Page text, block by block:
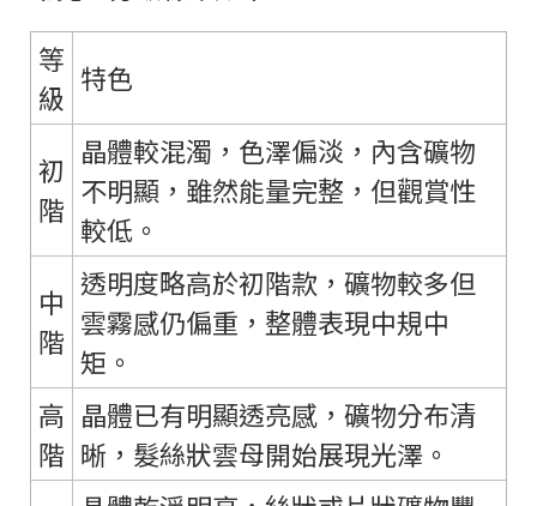
等
級
特色
初
階
晶體較混濁，色澤偏淡，內含礦物
不明顯，雖然能量完整，但觀賞性
較低。
中
階
透明度略高於初階款，礦物較多但
雲霧感仍偏重，整體表現中規中
矩。
高
階
晶體已有明顯透亮感，礦物分布清
晰，髮絲狀雲母開始展現光澤。